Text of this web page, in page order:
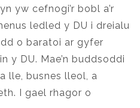
yw cefnogi’r bobl a’r
ledled y DU i dreialu
o baratoi ar gyfer
y DU. Mae’n buddsoddi
lle, busnes lleol, a
I gael rhagor o